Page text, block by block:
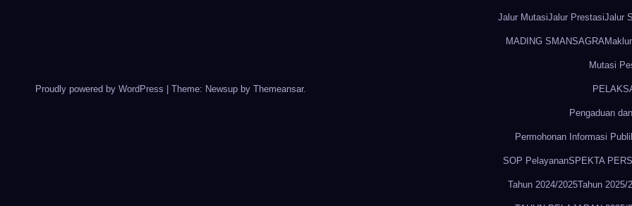
Proudly powered by WordPress Theme: Newsup by Themeansar.
Jalur MutasiJalur PrestasiJalur
MADING SMANSAGRA
Mutasi
Pengaduan
Permohonan Informasi
SOP PelayananSPEKTA PERS
Tahun 2024/2025Tahun 2025/